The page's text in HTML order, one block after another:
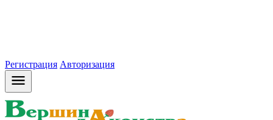
Регистрация Авторизация